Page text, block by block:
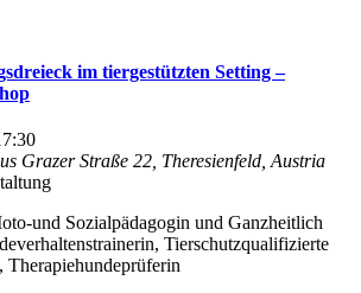
im tiergestützten Setting –
Grazer Straße 22, Theresienfeld, Austria
und Sozialpädagogin und Ganzheitlich
Tierschutzqualifizierte
Therapiehundeprüferin